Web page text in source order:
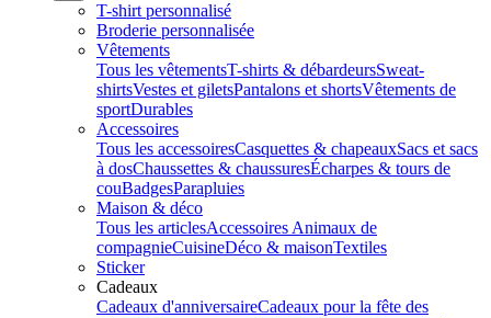
T-shirt personnalisé
Broderie personnalisée
Vêtements
Tous les vêtementsT-shirts & débardeursSweat-
shirtsVestes et giletsPantalons et shortsVêtements de
sportDurables
Accessoires
Tous les accessoiresCasquettes & chapeauxSacs et sacs
à dosChaussettes & chaussuresÉcharpes & tours de
couBadgesParapluies
Maison & déco
Tous les articlesAccessoires Animaux de
compagnieCuisineDéco & maisonTextiles
Sticker
Cadeaux
Cadeaux d'anniversaireCadeaux pour la fête des